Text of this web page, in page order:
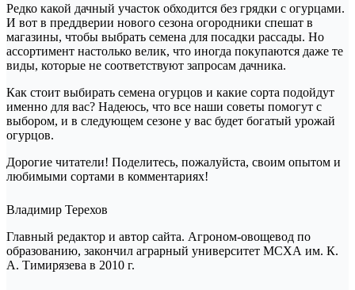
Редко какой дачный участок обходится без грядки с огурцами.
И вот в преддверии нового сезона огородники спешат в
магазины, чтобы выбрать семена для посадки рассады. Но
ассортимент настолько велик, что иногда покупаются даже те
виды, которые не соответствуют запросам дачника.
Как стоит выбирать семена огурцов и какие сорта подойдут
именно для вас? Надеюсь, что все наши советы помогут с
выбором, и в следующем сезоне у вас будет богатый урожай
огурцов.
Дорогие читатели! Поделитесь, пожалуйста, своим опытом и
любимыми сортами в комментариях!
Владимир Терехов
Главный редактор и автор сайта. Агроном-овощевод по
образованию, закончил аграрный университет МСХА им. К.
А. Тимирязева в 2010 г.